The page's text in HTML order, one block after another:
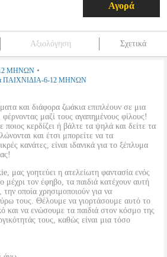
Αγορά
Αξιολόγηση Σχετικά
ΜΗΝΩΝ •
ΠΑΙΧΝΙΔΙΑ-6-12 ΜΗΝΩΝ
και διάφορα ζωάκια επιπλέουν σε μια
μαζί τους αγαπημένους φίλους!
ποιος κερδίζει ή βάλτε τα ψηλά και δείτε τα
και έτσι μπορείτε να τα
κανάτες, είναι ιδανικά για το ξέπλυμα
μας γοητεύει η ατελείωτη φαντασία ενός
μέχρι τον έφηβο, τα παιδιά κατέχουν αυτή
οποία χρησιμοποιούν για να
τους. Θέλουμε να γιορτάσουμε αυτό το
και να ενώσουμε τα παιδιά στον κόσμο της
τους, καθώς είναι μια τόσο